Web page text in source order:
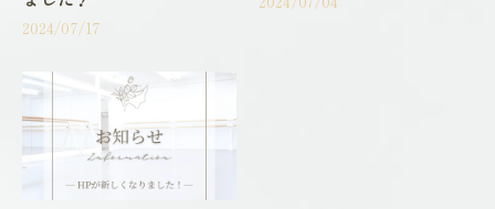
2024/07/17